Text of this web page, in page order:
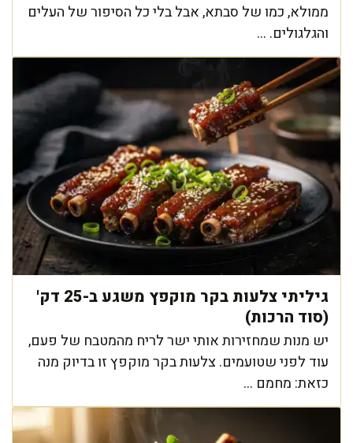
ממולא, כמו של סבתא, אבל בלי כל הסיפור של העלים
והגלגולים. ...
גיליתי צלעות בקר מוקפץ משגע ב-25 דק'
(סוד הרכות)
יש מנות שמחזירות אותי ישר לריח מהמטבח של פעם,
עוד לפני שטועמים. צלעות בקר מוקפץ זו בדיוק מנה
כזאת: מחמם ...